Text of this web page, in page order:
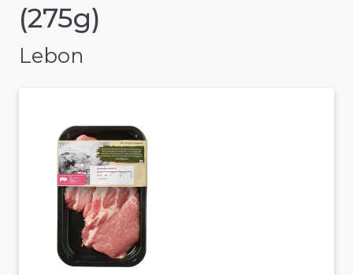
(275g)
Lebon